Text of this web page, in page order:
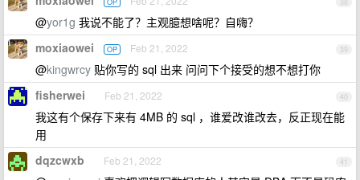
@yor1g 我说不能了？主观臆想啥呢？自嗨？
39
moxiaowei OP Feb 21, 2022
@kingwrcy 贴你写的 sql 出来 问问下个接受的想不想打你
40
fisherwei Feb 21, 2022
我这有个保存下来有 4MB 的 sql ，谁爱改谁改去，反正现在能
用
41
dqzcwxb Feb 21, 2022